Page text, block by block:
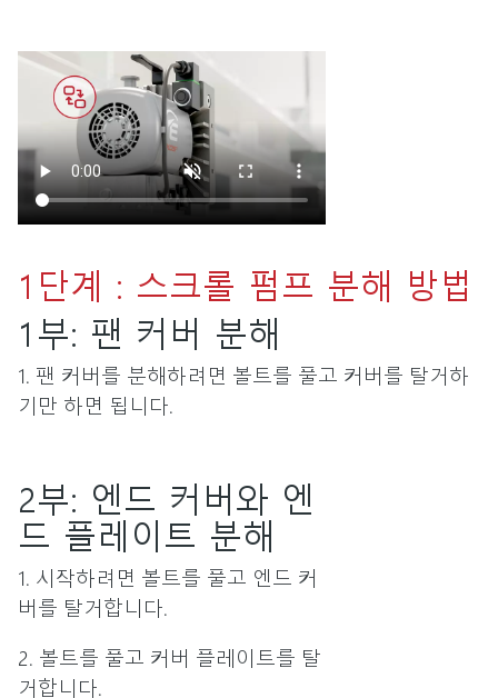
1단계 : 스크롤 펌프 분해 방법
1부: 팬 커버 분해
1. 팬 커버를 분해하려면 볼트를 풀고 커버를 탈거하
기만 하면 됩니다.
2부: 엔드 커버와 엔
드 플레이트 분해
1. 시작하려면 볼트를 풀고 엔드 커
버를 탈거합니다.
2. 볼트를 풀고 커버 플레이트를 탈
거합니다.